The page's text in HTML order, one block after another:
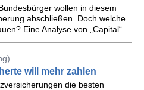
wollen in diesem
abschließen. Doch welche
Eine Analyse von „Capital“.
will mehr zahlen
die besten